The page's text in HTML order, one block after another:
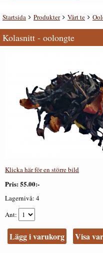
Startsida Produkter Vårt te
Kolasnitt - oolongte
Klicka här för en större bild
Pris 55.00:-
Lagernivå: 4
Ant
Lägg i varukorg Visa